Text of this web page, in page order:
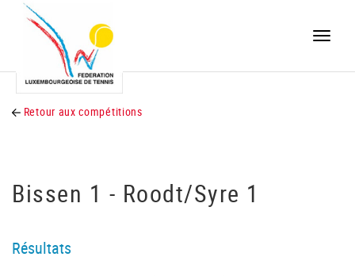
Toggle
Retour aux compétitions
Bissen 1 - Roodt/Syre 1
Résultats